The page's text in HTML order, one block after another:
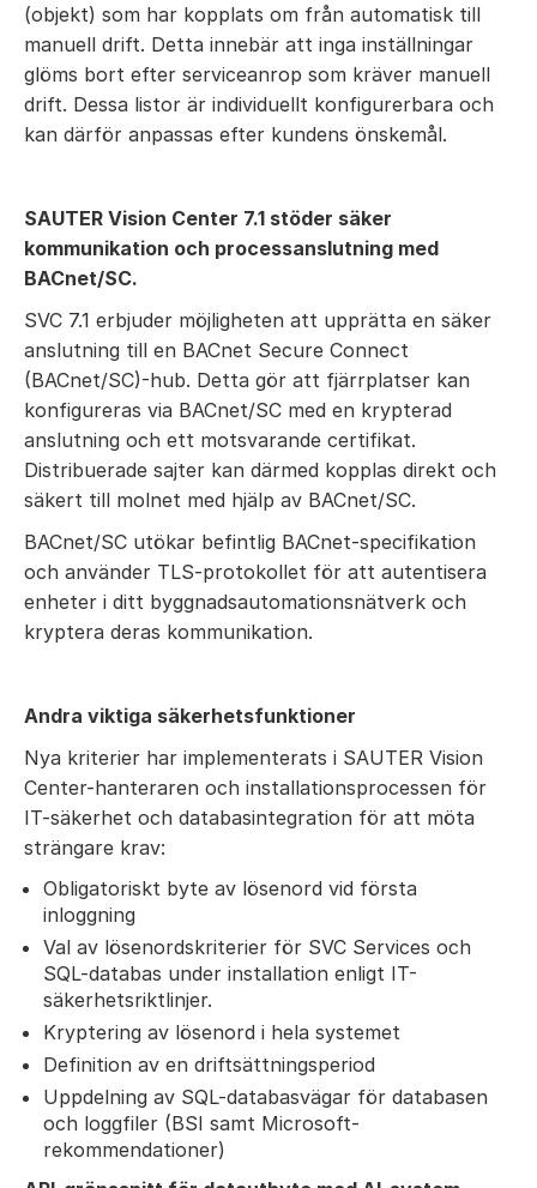
(objekt) som har kopplats om från automatisk till
manuell drift. Detta innebär att inga inställningar
glöms bort efter serviceanrop som kräver manuell
drift. Dessa listor är individuellt konfigurerbara och
kan därför anpassas efter kundens önskemål.
SAUTER Vision Center 7.1 stöder säker
kommunikation och processanslutning med
BACnet/SC.
SVC 7.1 erbjuder möjligheten att upprätta en säker
anslutning till en BACnet Secure Connect
(BACnet/SC)-hub. Detta gör att fjärrplatser kan
konfigureras via BACnet/SC med en krypterad
anslutning och ett motsvarande certifikat.
Distribuerade sajter kan därmed kopplas direkt och
säkert till molnet med hjälp av BACnet/SC.
BACnet/SC utökar befintlig BACnet-specifikation
och använder TLS-protokollet för att autentisera
enheter i ditt byggnadsautomationsnätverk och
kryptera deras kommunikation.
Andra viktiga säkerhetsfunktioner
Nya kriterier har implementerats i SAUTER Vision
Center-hanteraren och installationsprocessen för
IT-säkerhet och databasintegration för att möta
strängare krav:
Obligatoriskt byte av lösenord vid första
inloggning
Val av lösenordskriterier för SVC Services och
SQL-databas under installation enligt IT-
säkerhetsriktlinjer.
Kryptering av lösenord i hela systemet
Definition av en driftsättningsperiod
Uppdelning av SQL-databasvägar för databasen
och loggfiler (BSI samt Microsoft-
rekommendationer)